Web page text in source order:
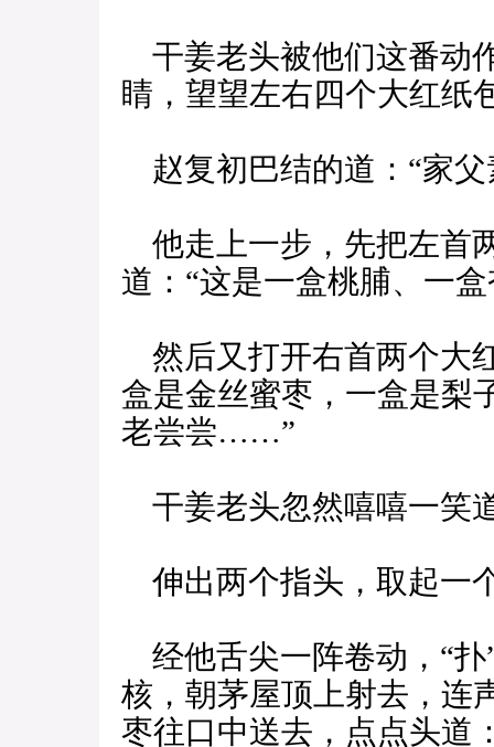
干姜老头被他们这番动
睛，望望左右四个大红纸
赵复初巴结的道：“家
他走上一步，先把左首
道：“这是一盒桃脯、一
然后又打开右首两个大
盒是金丝蜜枣，一盒是梨
老尝尝……”
干姜老头忽然嘻嘻一笑
伸出两个指头，取起一
经他舌尖一阵卷动，“扑
核，朝茅屋顶上射去，连
枣往口中送去，点点头道